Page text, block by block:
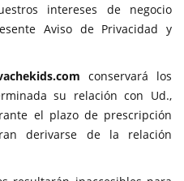
intereses de negocio
Aviso de Privacidad y
conservará los
su relación con Ud.,
el plazo de prescripción
derivarse de la relación